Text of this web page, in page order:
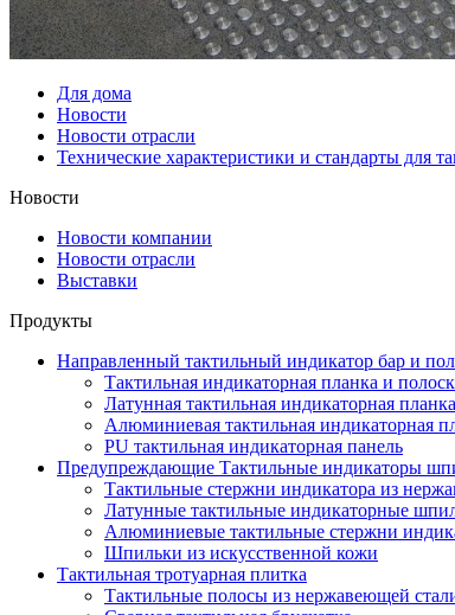
Для дома
Новости
Новости отрасли
Технические характеристики и стандарты для
Новости
Новости компании
Новости отрасли
Выставки
Продукты
Направленный тактильный индикатор бар и
Тактильная индикаторная планка и
Латунная тактильная индикаторная
Алюминиевая тактильная индикаторная
PU тактильная индикаторная панель
Предупреждающие Тактильные индикаторы
Тактильные стержни индикатора из
Латунные тактильные индикаторные
Алюминиевые тактильные стержни
Шпильки из искусственной кожи
Тактильная тротуарная плитка
Тактильные полосы из нержавеющей